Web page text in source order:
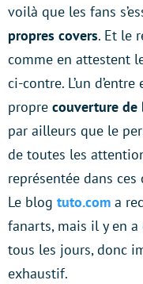
voilà que les fans
propres covers. Et le
comme en attestent
ci-contre. L’un
propre couverture de
par ailleurs que le
de toutes les
représentée dans ces
Le blog tuto.com a
fanarts, mais il y en a
tous les jours, donc
exhaustif.